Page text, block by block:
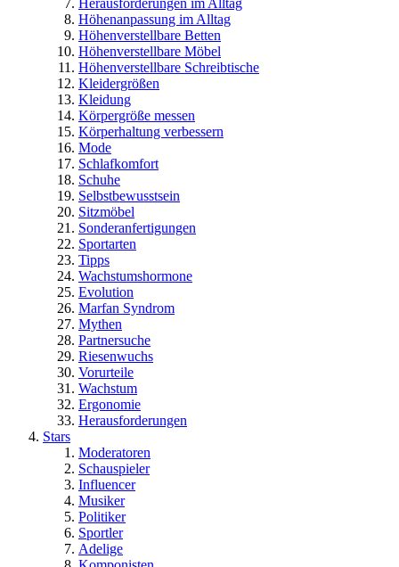
Herausforderungen im Alltag
Höhenanpassung im Alltag
Höhenverstellbare Betten
Höhenverstellbare Möbel
Höhenverstellbare Schreibtische
Kleidergrößen
Kleidung
Körpergröße messen
Körperhaltung verbessern
Mode
Schlafkomfort
Schuhe
Selbstbewusstsein
Sitzmöbel
Sonderanfertigungen
Sportarten
Tipps
Wachstumshormone
Evolution
Marfan Syndrom
Mythen
Partnersuche
Riesenwuchs
Vorurteile
Wachstum
Ergonomie
Herausforderungen
Stars
Moderatoren
Schauspieler
Influencer
Musiker
Politiker
Sportler
Adelige